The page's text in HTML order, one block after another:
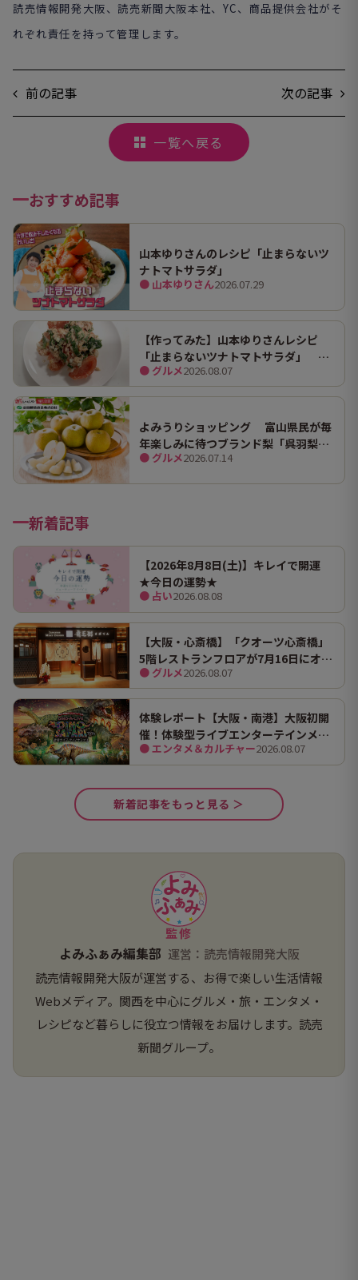
読売情報開発大阪、読売新聞大阪本社、YC、商品提供会社がそ
れぞれ責任を持って管理します。
前の記事 次の記事
一覧へ戻る
おすすめ記事
山本ゆりさんのレシピ「止まらないツ
ナトマトサラダ」
● 山本ゆりさん2026.07.29
【作ってみた】山本ゆりさんレシピ
「止まらないツナトマトサラダ」 ホ
ンマにうますぎて止まらん
● グルメ2026.08.07
よみうりショッピング 富山県民が毎
年楽しみに待つブランド梨「呉羽梨
（幸水）」限定100箱を特別販売！
● グルメ2026.07.14
新着記事
【2026年8月8日(土)】キレイで開運
★今日の運勢★
● 占い2026.08.08
【大阪・心斎橋】「クオーツ心斎橋」
5階レストランフロアが7月16日にオー
プン！ 全国初・関西初出店を含む多彩
な9店舗
● グルメ2026.08.07
体験レポート【大阪・南港】大阪初開
催！体験型ライブエンターテインメン
ト「DINO SAFARI（ディノ サファリ）
2026」で、大迫力の恐竜の世界を体験
してきました。
● エンタメ＆カルチャー2026.08.07
新着記事をもっと見る ＞
監修
よみふぁみ編集部 運営：読売情報開発大阪
読売情報開発大阪が運営する、お得で楽しい生活情報
Webメディア。関西を中心にグルメ・旅・エンタメ・
レシピなど暮らしに役立つ情報をお届けします。読売
新聞グループ。